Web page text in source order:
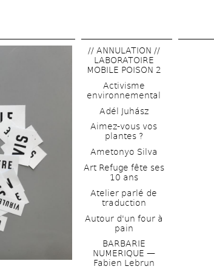
contenu
// ANNULATION //
LABORATOIRE
MOBILE POISON 2
Activisme
environnemental
Adél Juhász
Aimez-vous vos
plantes ?
Ametonyo Silva
Art Refuge fête ses
10 ans
Atelier parlé de
traduction
Autour d'un four à
pain
BARBARIE
NUMERIQUE —
Fabien Lebrun